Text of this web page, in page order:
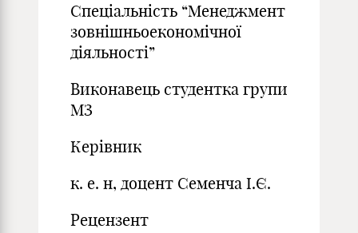
Спеціальність “Менеджмент
зовнішньоекономічної
діяльності”
Виконавець студентка групи
МЗ
Керівник
к. е. н, доцент Семенча І.Є.
Рецензент